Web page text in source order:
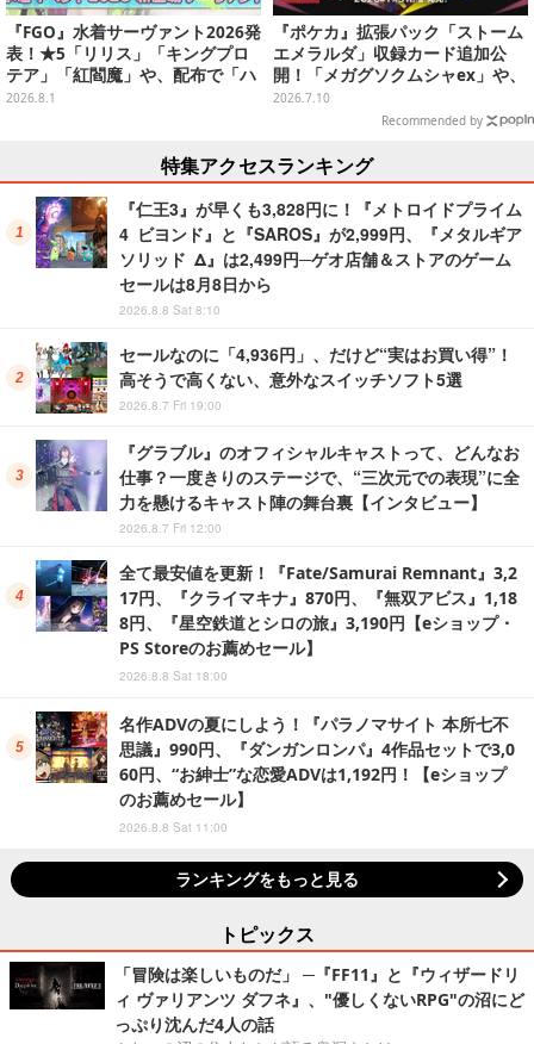
『FGO』水着サーヴァント2026発
表！★5「リリス」「キングプロ
テア」「紅閻魔」や、配布で「ハ
ベトロット」も―今年は全7騎で
2026.8.1
『ポケカ』拡張パック「ストーム
エメラルダ」収録カード追加公
開！「メガグソクムシャex」や、
2枚1組で使うスタジアムがさらに
2026.7.10
Recommended by
特集アクセスランキング
『仁王3』が早くも3,828円に！『メトロイドプライム
4 ビヨンド』と『SAROS』が2,999円、『メタルギア
ソリッド Δ』は2,499円─ゲオ店舗＆ストアのゲーム
セールは8月8日から
2026.8.8 Sat 8:10
セールなのに「4,936円」、だけど“実はお買い得”！
高そうで高くない、意外なスイッチソフト5選
2026.8.7 Fri 19:00
『グラブル』のオフィシャルキャストって、どんなお
仕事？一度きりのステージで、“三次元での表現”に全
力を懸けるキャスト陣の舞台裏【インタビュー】
2026.8.7 Fri 12:00
全て最安値を更新！『Fate/Samurai Remnant』3,2
17円、『クライマキナ』870円、『無双アビス』1,18
8円、『星空鉄道とシロの旅』3,190円【eショップ・
PS Storeのお薦めセール】
2026.8.8 Sat 18:00
名作ADVの夏にしよう！『パラノマサイト 本所七不
思議』990円、『ダンガンロンパ』4作品セットで3,0
60円、“お紳士”な恋愛ADVは1,192円！【eショップ
のお薦めセール】
2026.8.8 Sat 11:00
ランキングをもっと見る
トピックス
「冒険は楽しいものだ」 ─『FF11』と『ウィザードリ
ィ ヴァリアンツ ダフネ』、"優しくないRPG"の沼にど
っぷり沈んだ4人の話